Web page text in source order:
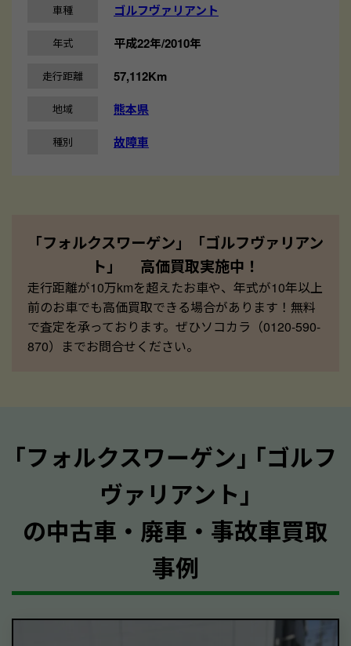
車種 ゴルフヴァリアント
年式 平成22年/2010年
走行距離 57,112Km
地域 熊本県
種別 故障車
「フォルクスワーゲン」「ゴルフヴァリアン
ト」 高価買取実施中！
走行距離が10万kmを超えたお車や、年式が10年以上
前のお車でも高価買取できる場合があります！無料
で査定を承っております。ぜひソコカラ（0120-590-
870）までお問合せください。
｢フォルクスワーゲン｣ ｢ゴルフ
ヴァリアント｣
の中古車・廃車・事故車買取
事例